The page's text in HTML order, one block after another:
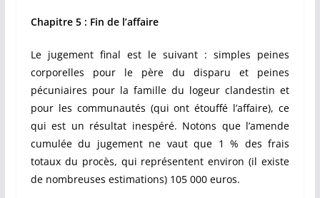
Chapitre 5 : Fin de l’affaire
Le jugement final est le suivant : simples peines
corporelles pour le père du disparu et peines
pécuniaires pour la famille du logeur clandestin et
pour les communautés (qui ont étouffé l’affaire), ce
qui est un résultat inespéré. Notons que l’amende
cumulée du jugement ne vaut que 1 % des frais
totaux du procès, qui représentent environ (il existe
de nombreuses estimations) 105 000 euros.